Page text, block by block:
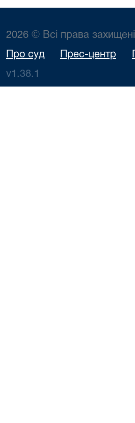
2026 © Всі права захищені
Про суд Прес-центр
v1.38.1